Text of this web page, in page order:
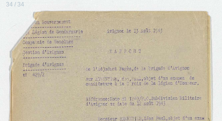
34 / 34